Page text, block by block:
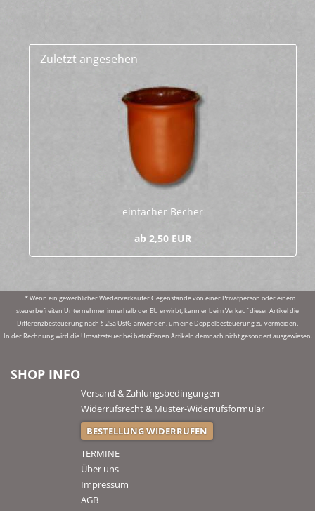
Zuletzt angesehen
ein­fa­cher Be­cher
ab 2,50 EUR
* Wenn ein gewerblicher Wiederverkaufer Gegenstände von einer Privatperson oder einem
steuerbefreiten Unternehmer innerhalb der EU erwirbt, kann er beim Verkauf dieser Artikel die
Differenzbesteuerung nach § 25a UstG anwenden, um eine Doppelbesteuerung zu vermeiden.
In der Rechnung wird die Umsatzsteuer bei betroffenen Artikeln demnach nicht gesondert ausgewiesen.
SHOP INFO
Versand & Zahlungsbedingungen
Widerrufsrecht & Muster-Widerrufsformular
BESTELLUNG WIDERRUFEN
TERMINE
Über uns
Impressum
AGB